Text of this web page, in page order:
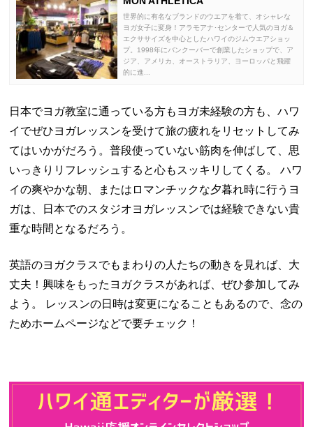
世界的に有名なブランドのウエアを着て、オシャレな
ヨガ女子に変身！アラモアナ･センターで人気のヨガ＆
エクササイズを中心としたハワイのジムウエアショッ
プ。1998年にバンクーバーで創業したショップで、ア
ジア、アメリカ、オーストラリア、ヨーロッパと飛躍
的に進...
日本でヨガ教室に通っている方もヨガ未経験の方も、ハワ
イでぜひヨガレッスンを受けて旅の疲れをリセットしてみ
てはいかがだろう。普段使っていない筋肉を伸ばして、思
いっきりリフレッシュすると心もスッキリしてくる。 ハワ
イの爽やかな朝、またはロマンチックな夕暮れ時に行うヨ
ガは、日本でのスタジオヨガレッスンでは経験できない貴
重な時間となるだろう。
英語のヨガクラスでもまわりの人たちの動きを見れば、大
丈夫！興味をもったヨガクラスがあれば、ぜひ参加してみ
よう。 レッスンの日時は変更になることもあるので、念の
ためホームページなどで要チェック！